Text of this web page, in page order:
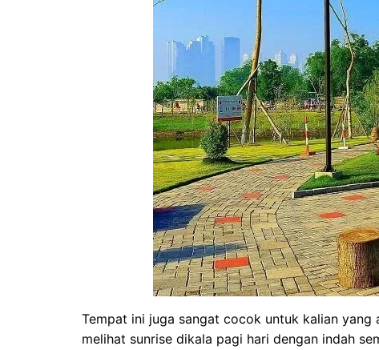
Tempat ini juga sangat cocok untuk kalian yang
melihat sunrise dikala pagi hari dengan indah